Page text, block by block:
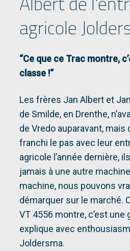
agricole
“Ce que ce Trac montre,
classe !“
Les frères Jan Albert et
de Smilde, en Drenthe,
de Vredo auparavant, mais
franchi le pas avec leur
agricole l’année dernière,
jamais à une autre
machine, nous pouvons
démarquer sur le marché.
VT 4556 montre, c’est une
explique avec
Joldersma.